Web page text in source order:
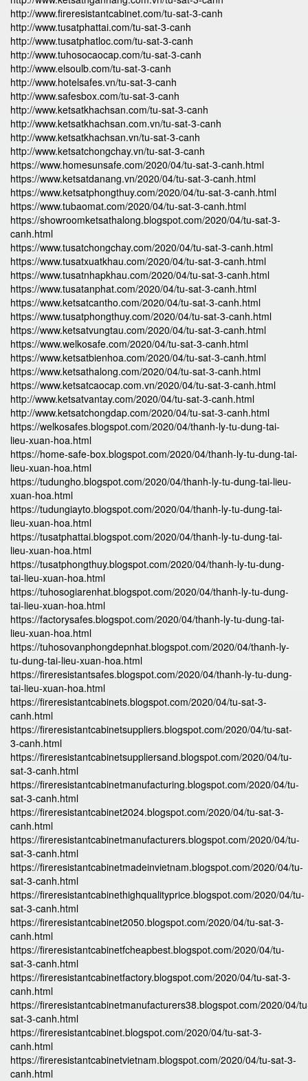
http://www.fireresistantcabinet.com/tu-sat-3-canh
http://www.tusatphattai.com/tu-sat-3-canh
http://www.tusatphatloc.com/tu-sat-3-canh
http://www.tuhosocaocap.com/tu-sat-3-canh
http://www.elsoulb.com/tu-sat-3-canh
http://www.hotelsafes.vn/tu-sat-3-canh
http://www.safesbox.com/tu-sat-3-canh
http://www.ketsatkhachsan.com/tu-sat-3-canh
http://www.ketsatkhachsan.com.vn/tu-sat-3-canh
http://www.ketsatkhachsan.vn/tu-sat-3-canh
http://www.ketsatchongchay.vn/tu-sat-3-canh
https://www.homesunsafe.com/2020/04/tu-sat-3-canh.html
https://www.ketsatdanang.vn/2020/04/tu-sat-3-canh.html
https://www.ketsatphongthuy.com/2020/04/tu-sat-3-canh.html
https://www.tubaomat.com/2020/04/tu-sat-3-canh.html
https://showroomketsathalong.blogspot.com/2020/04/tu-sat-3-
canh.html
https://www.tusatchongchay.com/2020/04/tu-sat-3-canh.html
https://www.tusatxuatkhau.com/2020/04/tu-sat-3-canh.html
https://www.tusatnhapkhau.com/2020/04/tu-sat-3-canh.html
https://www.tusatanphat.com/2020/04/tu-sat-3-canh.html
https://www.ketsatcantho.com/2020/04/tu-sat-3-canh.html
https://www.tusatphongthuy.com/2020/04/tu-sat-3-canh.html
https://www.ketsatvungtau.com/2020/04/tu-sat-3-canh.html
https://www.welkosafe.com/2020/04/tu-sat-3-canh.html
https://www.ketsatbienhoa.com/2020/04/tu-sat-3-canh.html
https://www.ketsathalong.com/2020/04/tu-sat-3-canh.html
https://www.ketsatcaocap.com.vn/2020/04/tu-sat-3-canh.html
http://www.ketsatvantay.com/2020/04/tu-sat-3-canh.html
http://www.ketsatchongdap.com/2020/04/tu-sat-3-canh.html
https://welkosafes.blogspot.com/2020/04/thanh-ly-tu-dung-tai-
lieu-xuan-hoa.html
https://home-safe-box.blogspot.com/2020/04/thanh-ly-tu-dung-tai-
lieu-xuan-hoa.html
https://tudungho.blogspot.com/2020/04/thanh-ly-tu-dung-tai-lieu-
xuan-hoa.html
https://tudungiayto.blogspot.com/2020/04/thanh-ly-tu-dung-tai-
lieu-xuan-hoa.html
https://tusatphattai.blogspot.com/2020/04/thanh-ly-tu-dung-tai-
lieu-xuan-hoa.html
https://tusatphongthuy.blogspot.com/2020/04/thanh-ly-tu-dung-
tai-lieu-xuan-hoa.html
https://tuhosogiarenhat.blogspot.com/2020/04/thanh-ly-tu-dung-
tai-lieu-xuan-hoa.html
https://factorysafes.blogspot.com/2020/04/thanh-ly-tu-dung-tai-
lieu-xuan-hoa.html
https://tuhosovanphongdepnhat.blogspot.com/2020/04/thanh-ly-
tu-dung-tai-lieu-xuan-hoa.html
https://fireresistantsafes.blogspot.com/2020/04/thanh-ly-tu-dung-
tai-lieu-xuan-hoa.html
https://fireresistantcabinets.blogspot.com/2020/04/tu-sat-3-
canh.html
https://fireresistantcabinetsuppliers.blogspot.com/2020/04/tu-sat-
3-canh.html
https://fireresistantcabinetsuppliersand.blogspot.com/2020/04/tu-
sat-3-canh.html
https://fireresistantcabinetmanufacturing.blogspot.com/2020/04/tu-
sat-3-canh.html
https://fireresistantcabinet2024.blogspot.com/2020/04/tu-sat-3-
canh.html
https://fireresistantcabinetmanufacturers.blogspot.com/2020/04/tu-
sat-3-canh.html
https://fireresistantcabinetmadeinvietnam.blogspot.com/2020/04/tu-
sat-3-canh.html
https://fireresistantcabinethighqualityprice.blogspot.com/2020/04/tu-
sat-3-canh.html
https://fireresistantcabinet2050.blogspot.com/2020/04/tu-sat-3-
canh.html
https://fireresistantcabinetfcheapbest.blogspot.com/2020/04/tu-
sat-3-canh.html
https://fireresistantcabinetfactory.blogspot.com/2020/04/tu-sat-3-
canh.html
https://fireresistantcabinetmanufacturers38.blogspot.com/2020/04/
sat-3-canh.html
https://fireresistantcabinet.blogspot.com/2020/04/tu-sat-3-
canh.html
https://fireresistantcabinetvietnam.blogspot.com/2020/04/tu-sat-3-
canh.html